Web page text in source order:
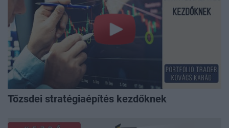
Tőzsdei stratégiaépítés kezdőknek